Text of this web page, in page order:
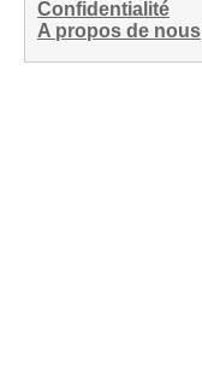
Confidentialité
A propos de nous